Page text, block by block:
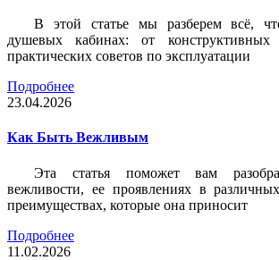
В этой статье мы разберем всё,
душевых кабинах: от конструктивных
практических советов по эксплуатации
Подробнее
23.04.2026
Как Быть Вежливым
Эта статья поможет вам
вежливости, ее проявлениях в
преимуществах, которые она приносит
Подробнее
11.02.2026